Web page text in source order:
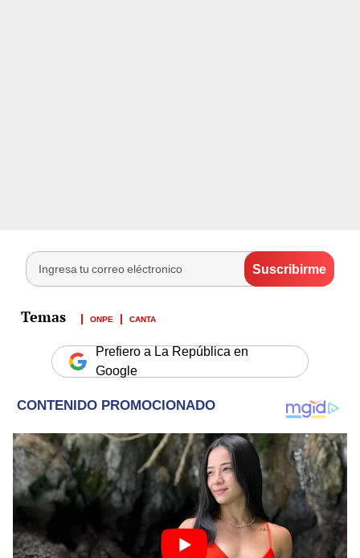
ONPE CANTA
Prefiero a La República en
Google